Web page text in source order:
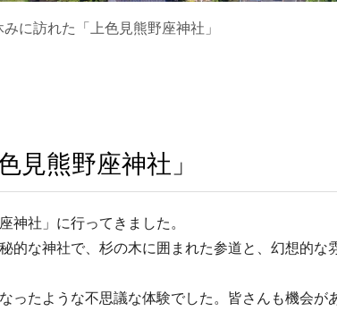
に訪れた「上色見熊野座神社」
見熊野座神社」
神社」に行ってきました。
的な神社で、杉の木に囲まれた参道と、幻想的な
ったような不思議な体験でした。皆さんも機会が